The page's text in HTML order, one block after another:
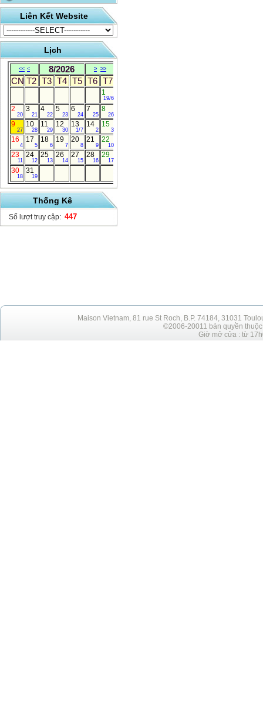
Liên Kết Website
Lịch
<< < 8/2026 > >>
CN T2 T3 T4 T5 T6 T7
1
19/6
2
20
3
21
4
22
5
23
6
24
7
25
8
26
9
27
10
28
11
29
12
30
13
1/7
14
2
15
3
16
4
17
5
18
6
19
7
20
8
21
9
22
10
23
11
24
12
25
13
26
14
27
15
28
16
29
17
30
18
31
19
Thống Kê
Số lượt truy cập: 447
Maison Vietnam, 81 rue St Roch, B.P. 74184, 31031
©2006-20011 bản quyền
Giờ mở cửa : từ